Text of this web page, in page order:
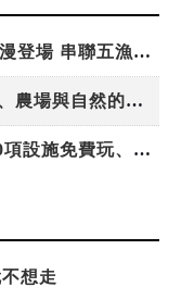
「東北角外澳月夜」8/22-8/23浪漫登場 串聯五漁村、音樂、市集、火舞與慢旅共度夏夜
嘉義鹿草夏日探索趣！結合科學、農場與自然的親子小旅行
高雄最大親子遊樂園8/8開幕！30項設施免費玩、YOYO家族嗨翻暑假
想走